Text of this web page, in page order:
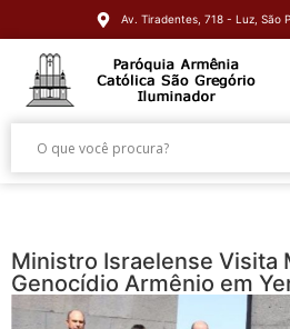
Av. Tiradentes, 718 - Luz, São
Ministro Israelense Visita
Genocídio Armênio em